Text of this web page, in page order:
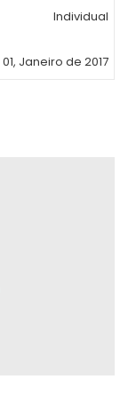
Individual
01, Janeiro de 2017